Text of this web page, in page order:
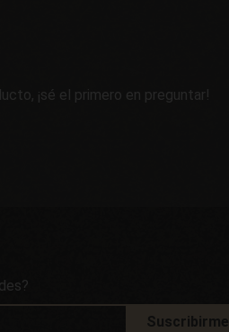
¡sé el primero en preguntar!
Suscribirme